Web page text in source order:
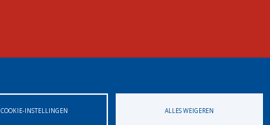
COOKIE-INSTELLINGEN ALLES WEIGEREN